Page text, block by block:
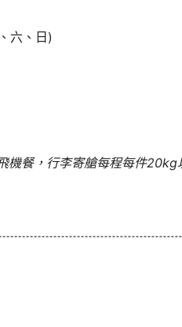
六、日)
機餐，行李寄艙每程每件20kg